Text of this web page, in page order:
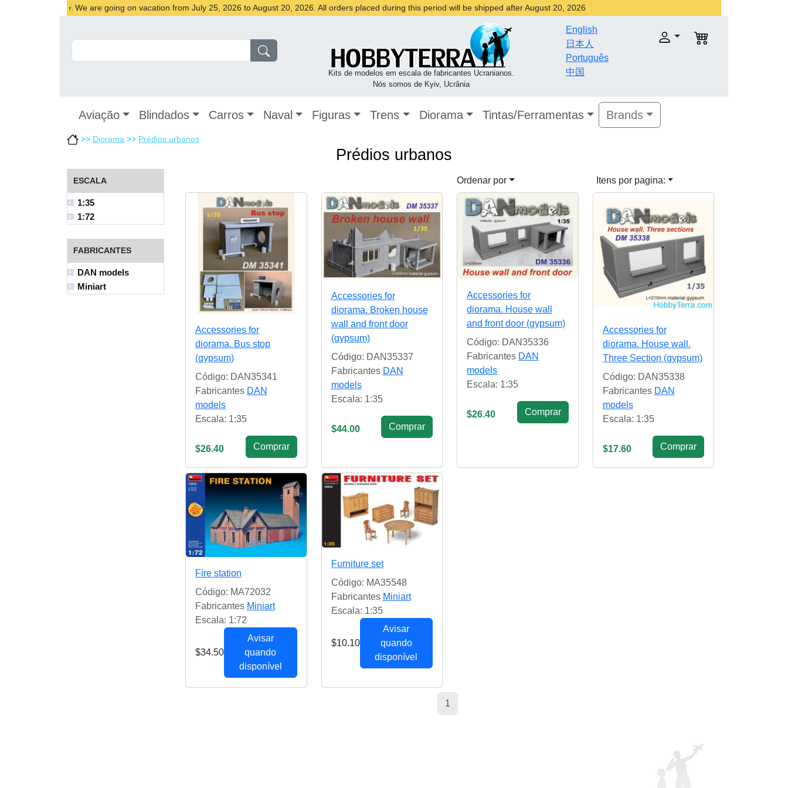
We are going on vacation from July 25, 2026 to August 20, 2026. All orders placed during this period will be shipped after August 20, 2026
Kits de modelos em escala de fabricantes Ucranianos.
Nós somos de Kyiv, Ucrânia
English
日本人
Português
中国
Aviação Blindados Carros Naval Figuras Trens Diorama Tintas/Ferramentas Brands
>> Diorama >> Prédios urbanos
Prédios urbanos
ESCALA
1:35
1:72
FABRICANTES
DAN models
Miniart
Ordenar por Itens por pagina:
Accessories for
diorama. Bus stop
(gypsum)
Código: DAN35341
Fabricantes DAN
models
Escala: 1:35
$26.40 Сomprar
Accessories for
diorama. Broken house
wall and front door
(gypsum)
Código: DAN35337
Fabricantes DAN
models
Escala: 1:35
$44.00 Сomprar
Accessories for
diorama. House wall
and front door (gypsum)
Código: DAN35336
Fabricantes DAN
models
Escala: 1:35
$26.40 Сomprar
Accessories for
diorama. House wall.
Three Section (gypsum)
Código: DAN35338
Fabricantes DAN
models
Escala: 1:35
$17.60 Сomprar
Fire station
Código: MA72032
Fabricantes Miniart
Escala: 1:72
$34.50
Avisar
quando
disponível
Furniture set
Código: MA35548
Fabricantes Miniart
Escala: 1:35
$10.10
Avisar
quando
disponível
1